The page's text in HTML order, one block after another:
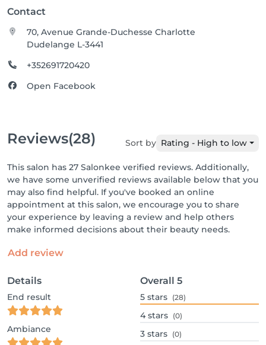
Contact
70, Avenue Grande-Duchesse Charlotte
Dudelange L-3441
+352691720420
Open Facebook
Reviews(28) Sort by Rating - High to low
This salon has 27 Salonkee verified reviews. Additionally,
we have some unverified reviews available below that you
may also find helpful. If you've booked an online
appointment at this salon, we encourage you to share
your experience by leaving a review and help others
make informed decisions about their beauty needs.
Add review
Details
End result
Ambiance
Overall 5
5 stars (28)
4 stars (0)
3 stars (0)